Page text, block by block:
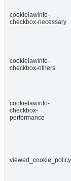
cookielawinfo-
checkbox-necessary
cookielawinfo-
checkbox-others
cookielawinfo-
checkbox-
performance
viewed_cookie_policy